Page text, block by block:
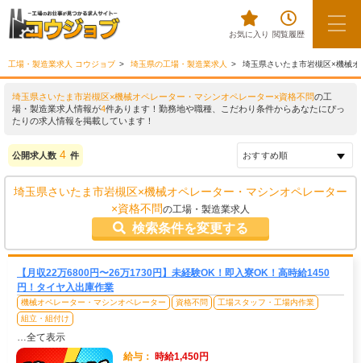
お気に入り 閲覧履歴
工場・製造業求人 コウジョブ 埼玉県の工場・製造業求人 埼玉県さいたま市岩槻区×機械
埼玉県さいたま市岩槻区×機械オペレーター・マシンオペレーター×資格不問の工
場・製造業求人情報が4件あります！勤務地や職種、こだわり条件からあなたにぴっ
たりの求人情報を掲載しています！
公開求人数 4 件
埼玉県さいたま市岩槻区×機械オペレーター・マシンオペレーター
×資格不問の工場・製造業求人
検索条件を変更する
【月収22万6800円〜26万1730円】未経験OK！即入寮OK！高時給1450
円！タイヤ入出庫作業
機械オペレーター・マシンオペレーター 資格不問
工場スタッフ・工場内作業
組立・組付け
…全て表示
給与： 時給1,450円